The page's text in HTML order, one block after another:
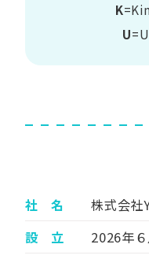
K
U
社 名
株式会社
設 立
2026年